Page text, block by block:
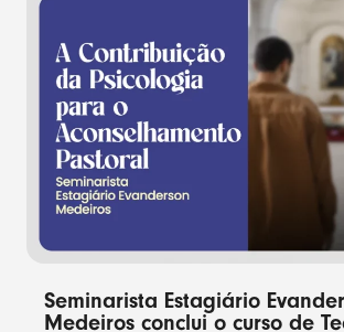
Seminarista Estagiário
Medeiros conclui o curso de